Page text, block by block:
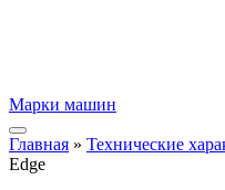
Марки машин
Главная » Технические
Edge